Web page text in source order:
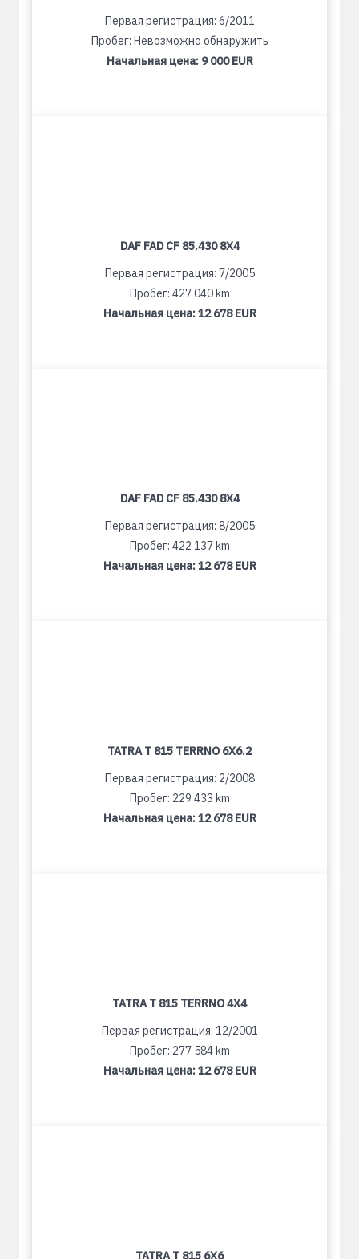
Первая регистрация: 6/2011
Пробег: Невозможно обнаружить
Начальная цена: 9 000 EUR
DAF FAD CF 85.430 8X4
Первая регистрация: 7/2005
Пробег: 427 040 km
Начальная цена:12 678 EUR
DAF FAD CF 85.430 8X4
Первая регистрация: 8/2005
Пробег: 422 137 km
Начальная цена:12 678 EUR
TATRA T 815 TERRNO 6X6.2
Первая регистрация: 2/2008
Пробег: 229 433 km
Начальная цена:12 678 EUR
TATRA T 815 TERRNO 4X4
Первая регистрация: 12/2001
Пробег: 277 584 km
Начальная цена:12 678 EUR
TATRA T 815 6X6